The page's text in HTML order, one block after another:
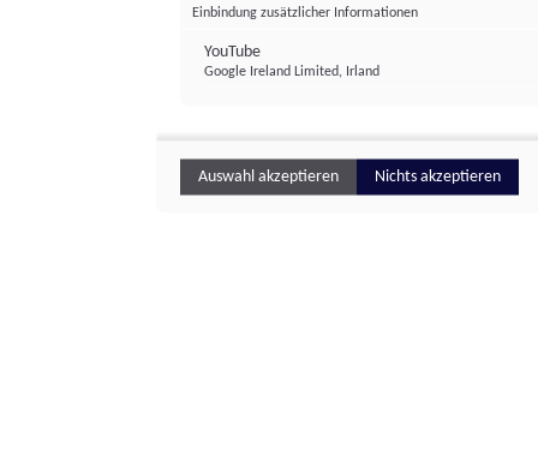
Einbindung zusätzlicher Informationen
YouTube
Google Ireland Limited, Irland
Auswahl akzeptieren Nichts akzeptieren